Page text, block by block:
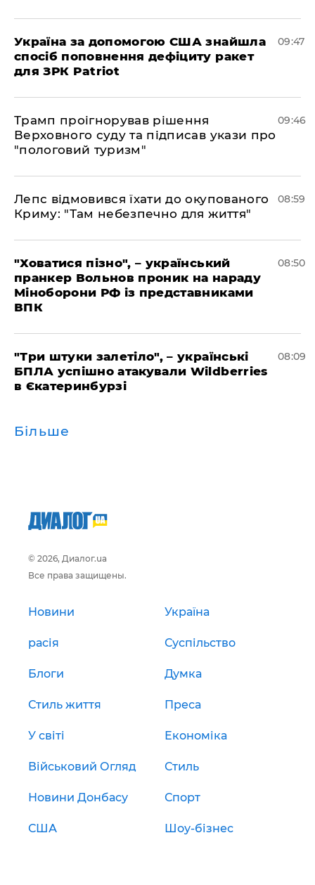
Україна за допомогою США знайшла
спосіб поповнення дефіциту ракет
для ЗРК Patriot
09:47
Трамп проігнорував рішення
Верховного суду та підписав укази про
"пологовий туризм"
09:46
Лепс відмовився їхати до окупованого
Криму: "Там небезпечно для життя"
08:59
"Ховатися пізно", – український
пранкер Вольнов проник на нараду
Міноборони РФ із представниками
ВПК
08:50
"Три штуки залетіло", – українські
БПЛА успішно атакували Wildberries
в Єкатеринбурзі
08:09
Більше
© 2026, Диалог.ua
Все права защищены.
Новини Україна
расія Суспільство
Блоги Думка
Стиль життя Преса
У світі Економіка
Військовий Огляд Стиль
Новини Донбасу Спорт
США Шоу-бізнес